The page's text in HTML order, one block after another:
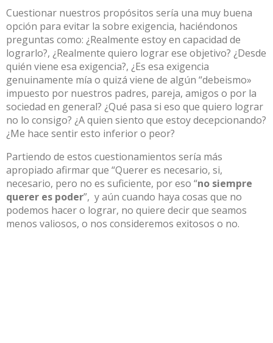
Cuestionar nuestros propósitos sería una muy buena
opción para evitar la sobre exigencia, haciéndonos
preguntas como: ¿Realmente estoy en capacidad de
lograrlo?, ¿Realmente quiero lograr ese objetivo? ¿Desde
quién viene esa exigencia?, ¿Es esa exigencia
genuinamente mía o quizá viene de algún “debeismo»
impuesto por nuestros padres, pareja, amigos o por la
sociedad en general? ¿Qué pasa si eso que quiero lograr
no lo consigo? ¿A quien siento que estoy decepcionando?
¿Me hace sentir esto inferior o peor?
Partiendo de estos cuestionamientos sería más
apropiado afirmar que “Querer es necesario, si,
necesario, pero no es suficiente, por eso “no siempre
querer es poder”, y aún cuando haya cosas que no
podemos hacer o lograr, no quiere decir que seamos
menos valiosos, o nos consideremos exitosos o no.